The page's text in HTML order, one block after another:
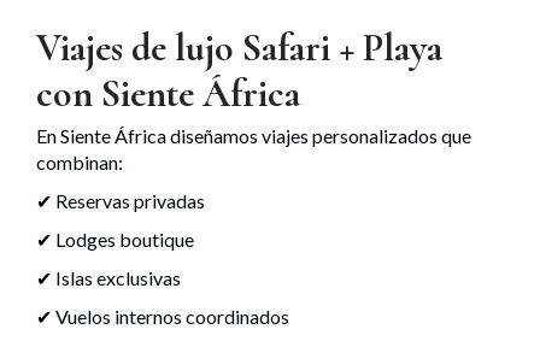
Viajes de lujo Safari + Playa
con Siente África
En Siente África diseñamos viajes personalizados que
combinan:
✔ Reservas privadas
✔ Lodges boutique
✔ Islas exclusivas
✔ Vuelos internos coordinados